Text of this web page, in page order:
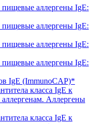
аллергены IgE:
аллергены IgE:
аллергены IgE:
аллергены IgE:
IgE (ImmunoCAP)*
класса IgE к
Аллергены
класса IgE к